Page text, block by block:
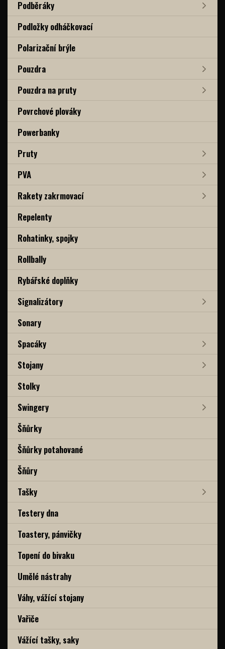
Podběráky
Podložky odháčkovací
Polarizační brýle
Pouzdra
Pouzdra na pruty
Povrchové plováky
Powerbanky
Pruty
PVA
Rakety zakrmovací
Repelenty
Rohatinky, spojky
Rollbally
Rybářské doplňky
Signalizátory
Sonary
Spacáky
Stojany
Stolky
Swingery
Šňůrky
Šňůrky potahované
Šňůry
Tašky
Testery dna
Toastery, pánvičky
Topení do bivaku
Umělé nástrahy
Váhy, vážící stojany
Vařiče
Vážící tašky, saky